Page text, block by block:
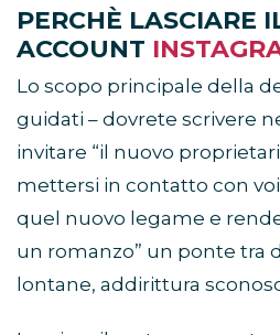
PERCHÈ LASCIARE
ACCOUNT
Lo scopo principale della
guidati – dovrete scrivere
invitare “il nuovo
mettersi in contatto con
quel nuovo legame e
un romanzo” un ponte tra
lontane, addirittura